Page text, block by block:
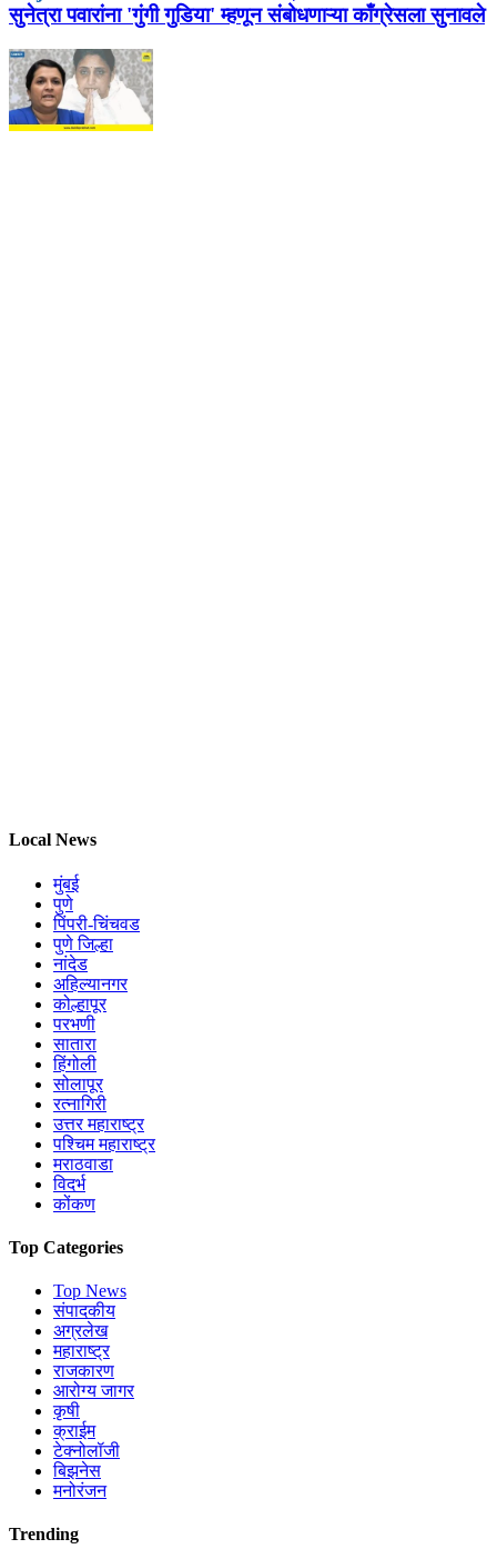
सुनेत्रा पवारांना 'गुंगी गुडिया' म्हणून संबोधणाऱ्या काँग्रेसला सुनावले
Local News
मुंबई
पुणे
पिंपरी-चिंचवड
पुणे जिल्हा
नांदेड
अहिल्यानगर
कोल्हापूर
परभणी
सातारा
हिंगोली
सोलापूर
रत्नागिरी
उत्तर महाराष्ट्र
पश्चिम महाराष्ट्र
मराठवाडा
विदर्भ
कोंकण
Top Categories
Top News
संपादकीय
अग्रलेख
महाराष्ट्र
राजकारण
आरोग्य जागर
कृषी
क्राईम
टेक्नोलॉजी
बिझनेस
मनोरंजन
Trending